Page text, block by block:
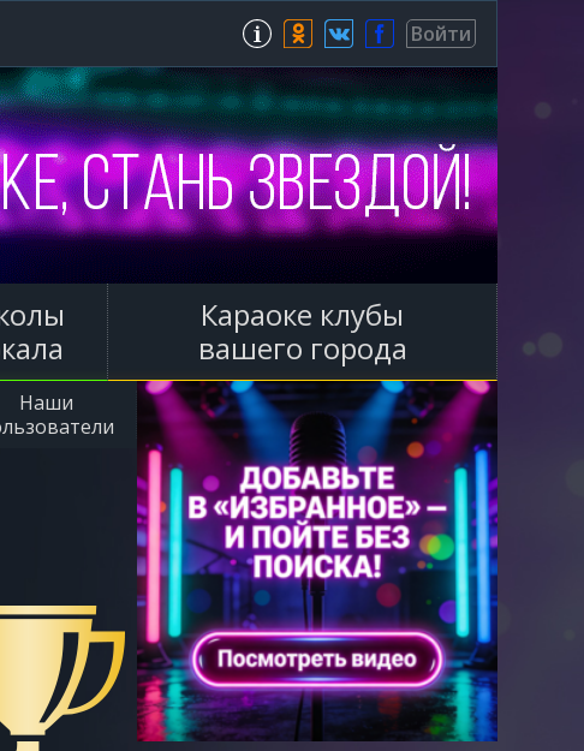
Зарегистрироваться
Войти
Караоке клубы
вашего города
Наши